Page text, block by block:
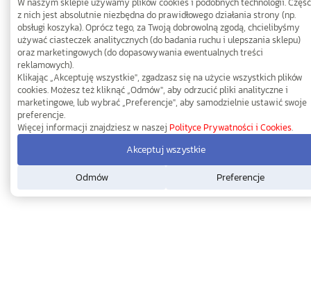
z nich jest absolutnie niezbędna do prawidłowego działania strony (np.
obsługi koszyka). Oprócz tego, za Twoją dobrowolną zgodą, chcielibyśmy
używać ciasteczek analitycznych (do badania ruchu i ulepszania sklepu)
oraz marketingowych (do dopasowywania ewentualnych treści
reklamowych).
Klikając „Akceptuję wszystkie", zgadzasz się na użycie wszystkich plików
cookies. Możesz też kliknąć „Odmów", aby odrzucić pliki analityczne i
marketingowe, lub wybrać „Preferencje", aby samodzielnie ustawić swoje
preferencje.
Więcej informacji znajdziesz w naszej Polityce Prywatności i Cookies.
Odmów Preferencje
Akceptuj wszystkie